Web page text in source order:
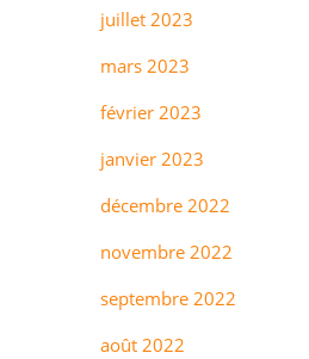
juillet 2023
mars 2023
février 2023
janvier 2023
décembre 2022
novembre 2022
septembre 2022
août 2022